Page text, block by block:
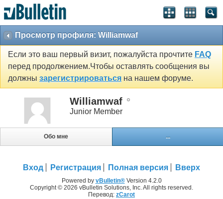
Просмотр профиля: Williamwaf
Если это ваш первый визит, пожалуйста прочтите FAQ
перед продолжением.Чтобы оставлять сообщения вы
должны зарегистрироваться на нашем форуме.
Williamwaf
Junior Member
Обо мне ...
Вход Регистрация Полная версия Вверх
Powered by vBulletin®Version 4.2.0
Copyright © 2026 vBulletin Solutions, Inc. All rights reserved.
Перевод: zCarot